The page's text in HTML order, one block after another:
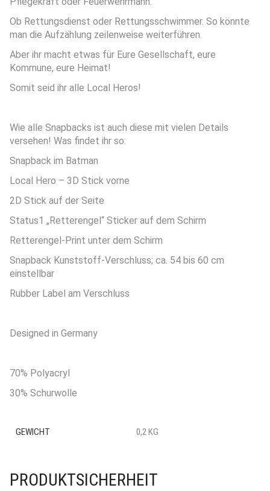
Ob Rettungsdienst oder Rettungsschwimmer. So könnte
man die Aufzählung zeilenweise weiterführen.
Aber ihr macht etwas für Eure Gesellschaft, eure
Kommune, eure Heimat!
Somit seid ihr alle Local Heros!
Wie alle Snapbacks ist auch diese mit vielen Details
versehen! Was findet ihr so:
Snapback im Batman
Local Hero – 3D Stick vorne
2D Stick auf der Seite
Status1 „Retterengel“ Sticker auf dem Schirm
Retterengel-Print unter dem Schirm
Snapback Kunststoff-Verschluss; ca. 54 bis 60 cm
einstellbar
Rubber Label am Verschluss
Designed in Germany
70% Polyacryl
30% Schurwolle
GEWICHT 0,2 KG
PRODUKTSICHERHEIT